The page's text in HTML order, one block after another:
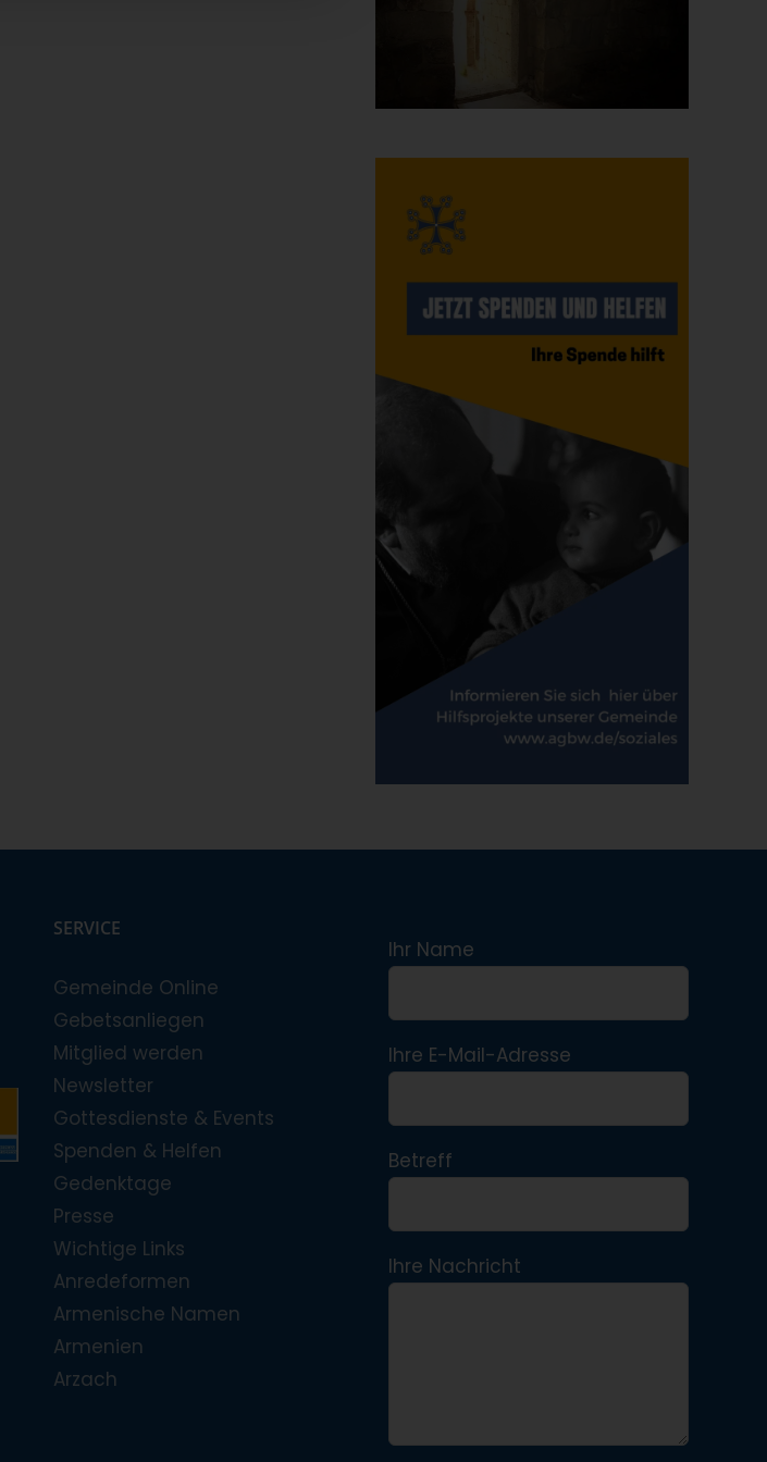
SERVICE
Gemeinde Online
Gebetsanliegen
Mitglied werden
Newsletter
Gottesdienste & Events
Spenden & Helfen
Gedenktage
Presse
Wichtige Links
Anredeformen
Armenische Namen
Armenien
Arzach
Ihr Name
Ihre E-Mail-Adresse
Betreff
Ihre Nachricht